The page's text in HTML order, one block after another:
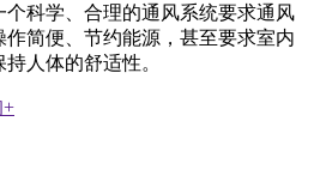
个科学、合理的通风系统要求通风
简便、节约能源，甚至要求室内
人体的舒适性。
+